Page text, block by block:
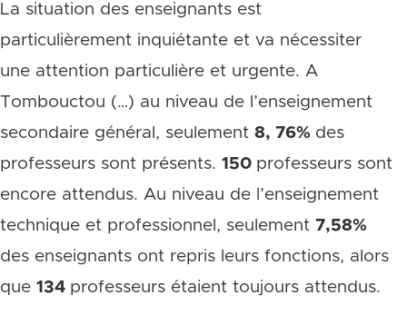
La situation des enseignants est
particulièrement inquiétante et va nécessiter
une attention particulière et urgente. A
Tombouctou (…) au niveau de l’enseignement
secondaire général, seulement 8, 76% des
professeurs sont présents. 150 professeurs sont
encore attendus. Au niveau de l’enseignement
technique et professionnel, seulement 7,58%
des enseignants ont repris leurs fonctions, alors
que 134 professeurs étaient toujours attendus.